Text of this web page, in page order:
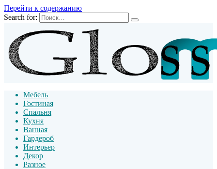
Перейти к содержанию
Search for:
Мебель
Гостиная
Спальня
Кухня
Ванная
Гардероб
Интерьер
Декор
Разное